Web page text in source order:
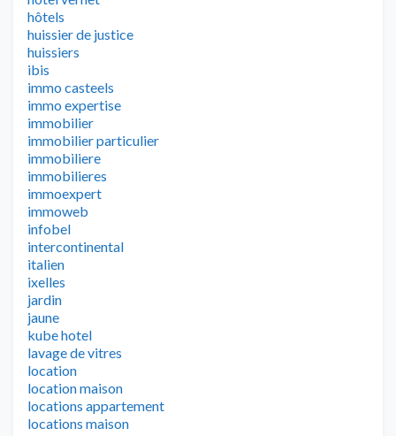
hôtels
huissier de justice
huissiers
ibis
immo casteels
immo expertise
immobilier
immobilier particulier
immobiliere
immobilieres
immoexpert
immoweb
infobel
intercontinental
italien
ixelles
jardin
jaune
kube hotel
lavage de vitres
location
location maison
locations appartement
locations maison